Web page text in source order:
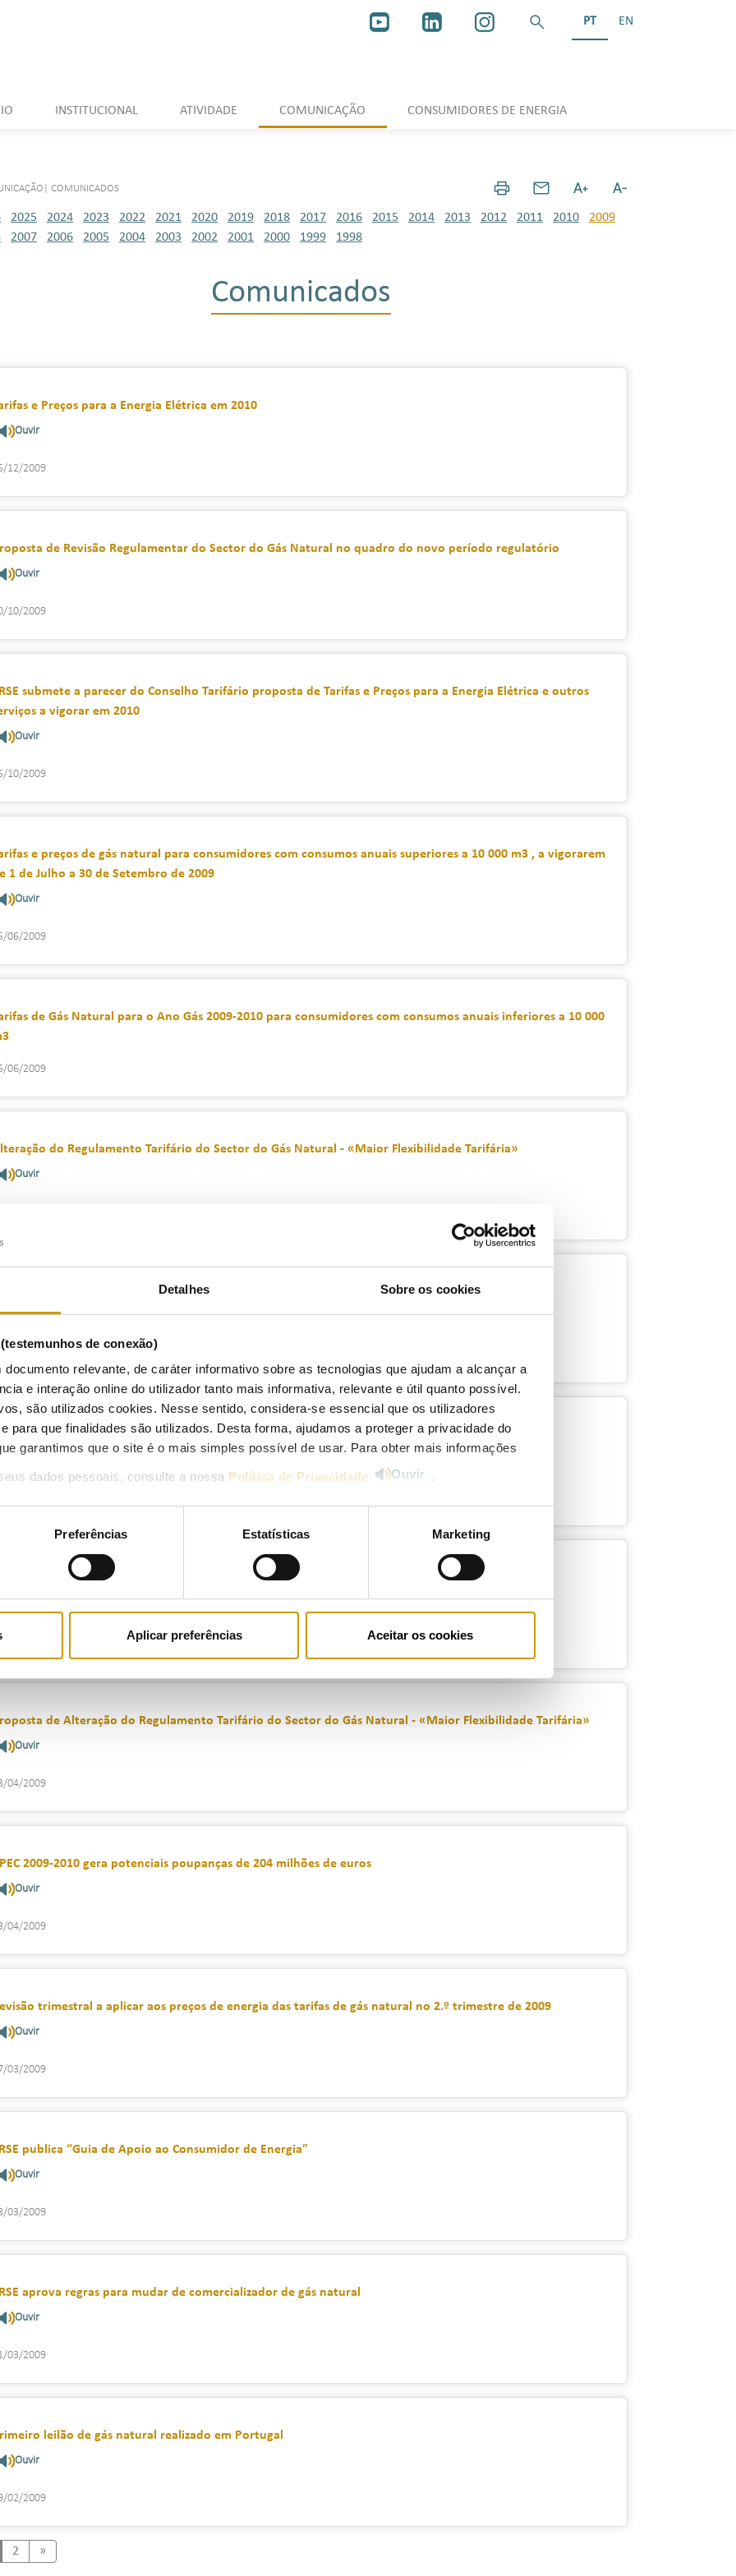
Detalhes Sobre os cookies
de conexão)
relevante, de caráter informativo sobre as tecnologias que ajudam a alcançar a
e interação online do utilizador tanto mais informativa, relevante e útil quanto possível.
são utilizados cookies. Nesse sentido, considera-se essencial que os utilizadores
para que finalidades são utilizados. Desta forma, ajudamos a proteger a privacidade do
garantimos que o site é o mais simples possível de usar. Para obter mais informações
dados pessoais, consulte a nossa Política de Privacidade Ouvir .
Preferências Estatísticas Marketing
Aplicar preferências Aceitar os cookies
PT EN
INSTITUCIONAL ATIVIDADE COMUNICAÇÃO CONSUMIDORES DE ENERGIA
COMUNICADOS
2025 2024 2023 2022 2021 2020 2019 2018 2017 2016 2015 2014 2013 2012 2011 2010
2009
2007 2006 2005 2004 2003 2002 2001 2000 1999 1998
Comunicados
e Preços para a Energia Elétrica em 2010
Ouvir
12/2009
de Revisão Regulamentar do Sector do Gás Natural no quadro do novo período regulatório
Ouvir
10/2009
submete a parecer do Conselho Tarifário proposta de Tarifas e Preços para a Energia Elétrica e outros
a vigorar em 2010
Ouvir
10/2009
e preços de gás natural para consumidores com consumos anuais superiores a 10 000 m3 , a vigorarem
1 de Julho a 30 de Setembro de 2009
Ouvir
06/2009
de Gás Natural para o Ano Gás 2009-2010 para consumidores com consumos anuais inferiores a 10 000
06/2009
do Regulamento Tarifário do Sector do Gás Natural - «Maior Flexibilidade Tarifária»
Ouvir
apresenta Plano Estratégico
Ouvir
comemora o Dia Mundial da Energia com o lançamento do novo Portal
de Tarifas e Preços de Gás Natural para o Ano gás 2009-2010
Ouvir
04/2009
de Alteração do Regulamento Tarifário do Sector do Gás Natural - «Maior Flexibilidade Tarifária»
Ouvir
04/2009
2009-2010 gera potenciais poupanças de 204 milhões de euros
Ouvir
04/2009
trimestral a aplicar aos preços de energia das tarifas de gás natural no 2.º trimestre de 2009
Ouvir
03/2009
publica “Guia de Apoio ao Consumidor de Energia”
Ouvir
03/2009
aprova regras para mudar de comercializador de gás natural
Ouvir
03/2009
leilão de gás natural realizado em Portugal
Ouvir
02/2009
2 »Next